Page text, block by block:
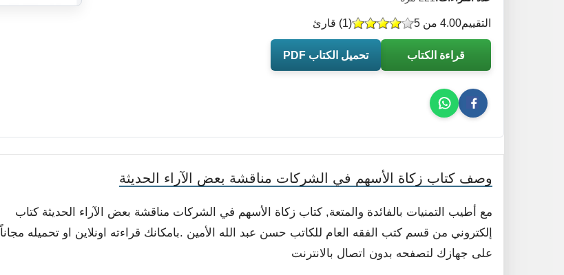
التقييم (
1) قارئ 4.00 من 5
قراءة الكتاب تحميل الكتاب PDF
وصف كتاب زكاة الأسهم في الشركات مناقشة بعض الآراء الحديثة
مع أطيب التمنيات بالفائدة والمتعة, كتاب زكاة الأسهم في الشركات مناقشة بعض الآراء الحديثة كتاب
إلكتروني من قسم كتب الفقه العام للكاتب حسن عبد الله الأمين .بامكانك قراءته اونلاين او تحميله مجاناً
على جهازك لتصفحه بدون اتصال بالانترنت